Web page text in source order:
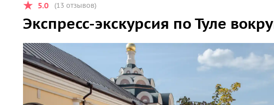
5.0 (13 отзывов)
Экспресс-экскурсия по Туле